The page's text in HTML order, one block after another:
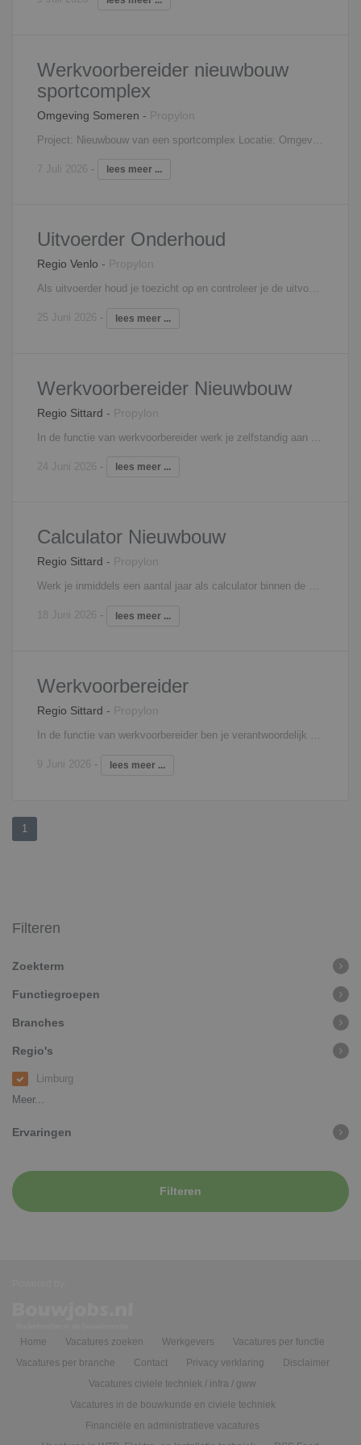
Werkvoorbereider nieuwbouw
sportcomplex
Omgeving Someren - Propylon
7 Juli 2026 - lees meer ...
Uitvoerder Onderhoud
Regio Venlo - Propylon
Als uitvoerder houd je toezicht op en controleer je de uitvoering van één of meerdere onderhoud- en/of renovatieprojecten. Je bent verantwoordelijk voor bewaking van kwaliteit, veiligheid, kosten en voortgang en voor de organisatie van de bouwactiviteiten. Ook signaleer je meer- en minderwerk. Je bent medeverantwoordelijk voor uitvoeringsvoorbereiding en verantwoordelijk voor uitvoering, nazorg en personeelsinzet. Je roept het materiaal en materieel af en koopt in overleg met de projectleider eventueel zelf in. Je verzorgt zelf de detail planningen en houdt je ook bezig met de kostenbewaking.
25 Juni 2026 - lees meer ...
Werkvoorbereider Nieuwbouw
Regio Sittard - Propylon
24 Juni 2026 - lees meer ...
Calculator Nieuwbouw
Regio Sittard - Propylon
Werk je inmiddels een aantal jaar als calculator binnen de bouw en ben je toe aan een nieuwe werkomgeving? Zou je graag binnen een andere organisatie, nieuwe en uitdagende nieuwbouwprojecten onder je verantwoordelijkheid hebben? Dan zou deze specifieke rol als calculator bij onze opdrachtgever interessant voor je kunnen zijn! Je krijgt in je functie veel mogelijkheden om je verder te ontwikkelen en ontplooien door middel van opleidingen en cursussen. In jouw takenpakket vallen onder andere het maken van optimale kostprijsramingen en -berekeningen, het aanvragen en vergelijken van offertes, het uittrekken van hoeveelheden en het doen van voorstellen wat betreft bezuinigingen en onderhandelingen.
18 Juni 2026 - lees meer ...
Werkvoorbereider
Regio Sittard - Propylon
In de functie van werkvoorbereider ben je verantwoordelijk voor de voorbereiding van de aan jou toegewezen bouwprojecten. Je coördineert en controleert daarbij tekeningen van de architect, constructeur, leveranciers en onderaannemers. Daarnaast neem je deel aan bouwvergaderingen en werkbesprekingen. In je dagelijks werk, heb je nauw contact met de inkoop en uitvoering, om zo de gestelde doelen te halen. Tevens draag je zorg voor de complete voorbereiding van het bouwproject en bewaak je de kosten.
9 Juni 2026 - lees meer ...
1
Filteren
Zoekterm
Functiegroepen
Branches
Regio's
Limburg
Meer...
Ervaringen
Filteren
Home Vacatures zoeken Werkgevers
Vacatures per functie
Vacatures per branche
Contact Privacy verklaring
Disclaimer
Vacatures civiele techniek / infra / gww
Vacatures in de bouwkunde en civiele techniek
Financiële en administratieve vacatures